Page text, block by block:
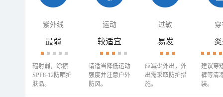
紫外线 运动 过敏 穿
最弱
辐射弱，涂擦
SPF8-12防晒护
肤品。
较适宜
请适当降低运动
强度并注意户外
防风。
易发
应减少外出，外
出需采取防护措
施。
建议穿
裤等清
装。